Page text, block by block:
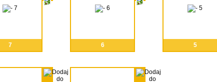
7 6 5